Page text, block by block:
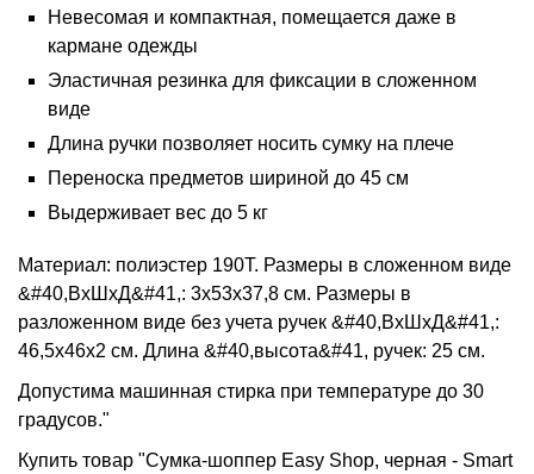
Невесомая и компактная, помещается даже в
кармане одежды
Эластичная резинка для фиксации в сложенном
виде
Длина ручки позволяет носить сумку на плече
Переноска предметов шириной до 45 см
Выдерживает вес до 5 кг
Материал: полиэстер 190Т. Размеры в сложенном виде
&#40,ВхШхД&#41,: 3х53х37,8 см. Размеры в
разложенном виде без учета ручек &#40,ВхШхД&#41,:
46,5х46х2 см. Длина &#40,высота&#41, ручек: 25 см.
Допустима машинная стирка при температуре до 30
градусов."
Купить товар "Сумка-шоппер Easy Shop, черная - Smart